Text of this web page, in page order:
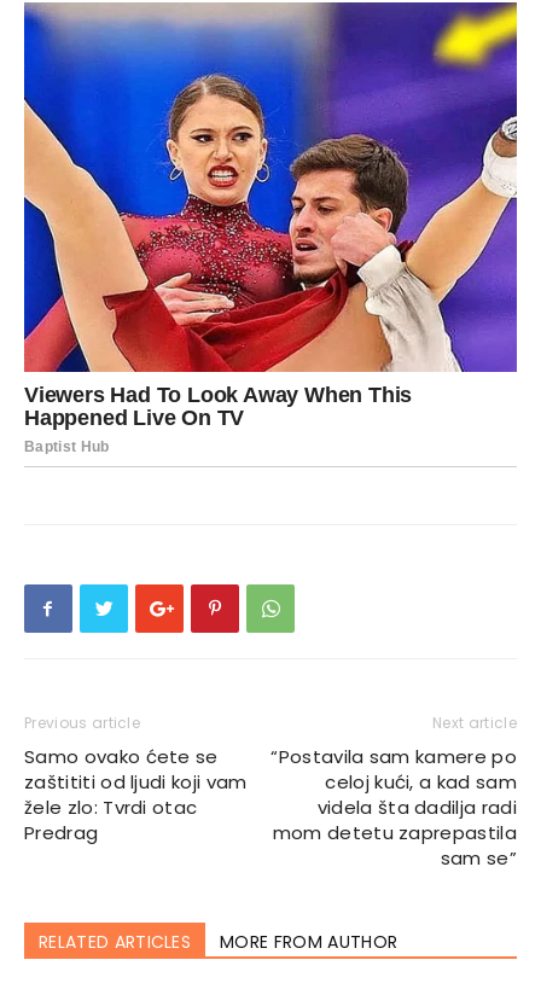
Previous article
Samo ovako ćete se
zaštititi od ljudi koji vam
žele zlo: Tvrdi otac
Predrag
Next article
“Postavila sam kamere po
celoj kući, a kad sam
videla šta dadilja radi
mom detetu zaprepastila
sam se”
RELATED ARTICLES MORE FROM AUTHOR